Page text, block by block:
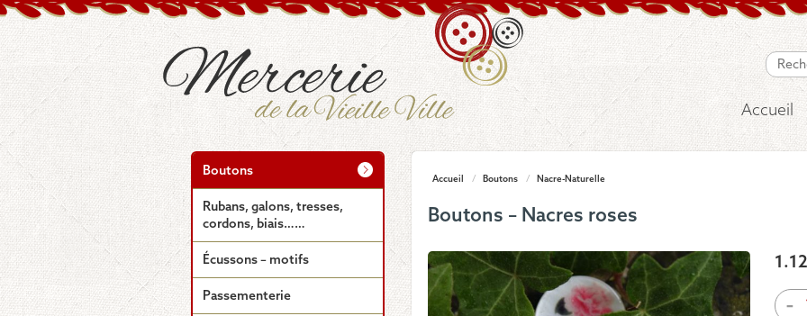
Accueil
Accueil / Boutons / Nacre-Naturelle
Boutons – Nacres roses
1.12
-
Boutons
Rubans, galons, tresses,
cordons, biais……
Écussons – motifs
Passementerie